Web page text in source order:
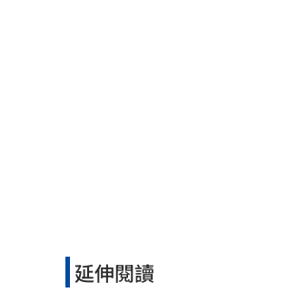
延伸閱讀